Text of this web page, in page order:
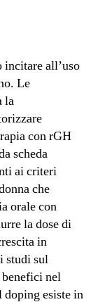
all’uso
Le
la
con rGH
scheda
ai criteri
che
orale con
la dose di
in
studi sul
nel
esiste in